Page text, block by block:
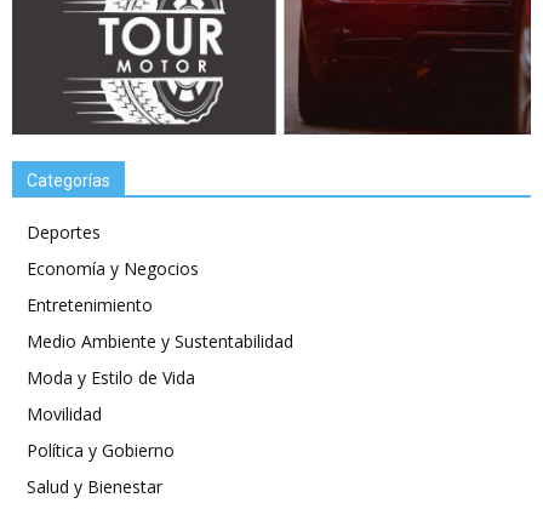
Categorías
Deportes
Economía y Negocios
Entretenimiento
Medio Ambiente y Sustentabilidad
Moda y Estilo de Vida
Movilidad
Política y Gobierno
Salud y Bienestar